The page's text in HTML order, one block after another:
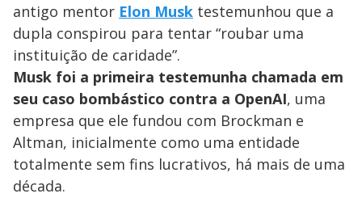
antigo mentor Elon Musk testemunhou que a
dupla conspirou para tentar “roubar uma
instituição de caridade”.
Musk foi a primeira testemunha chamada em
seu caso bombástico contra a OpenAI, uma
empresa que ele fundou com Brockman e
Altman, inicialmente como uma entidade
totalmente sem fins lucrativos, há mais de uma
década.